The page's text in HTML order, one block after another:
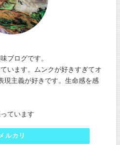
ブログです。
います。ムンクが好きすぎてオ
現主義が好きです。生命感を感
ています
メルカリ